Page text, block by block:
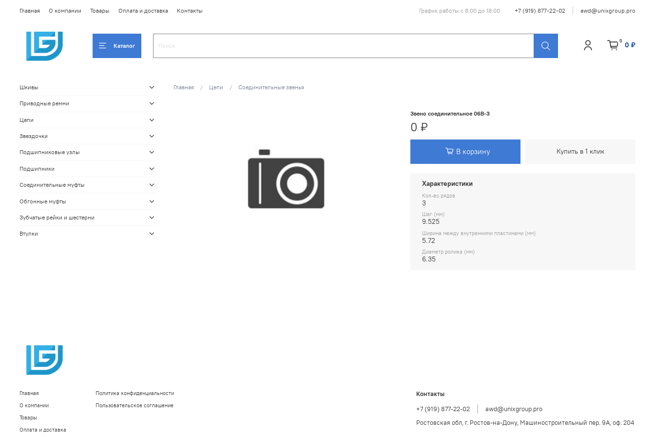
Главная О компании Товары Оплата и доставка Контакты График работы с 8:00 до 18:00 +7 (919) 877-22-02 awd@unixgroup.pro
Каталог
0
0 ₽
Главная Цепи Соединительные звенья
Звено соединительное 06B-3
0 ₽
В корзину Купить в 1 клик
Характеристики
Кол-во рядов
3
Шаг (мм)
9.525
Ширина между внутренними пластинами (мм)
5.72
Диаметр ролика (мм)
6.35
Шкивы
Приводные ремни
Цепи
Звездочки
Подшипниковые узлы
Подшипники
Соединительные муфты
Обгонные муфты
Зубчатые рейки и шестерни
Втулки
Главная
О компании
Товары
Оплата и доставка
Политика конфиденциальности
Пользовательское соглашение
Контакты
+7 (919) 877-22-02
awd@unixgroup.pro
Ростовская обл, г. Ростов-на-Дону, Машиностроительный пер. 9А, оф. 204